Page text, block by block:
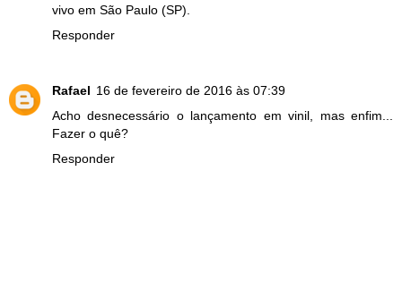
vivo em São Paulo (SP).
Responder
Rafael 16 de fevereiro de 2016 às 07:39
Acho desnecessário o lançamento em vinil, mas enfim...
Fazer o quê?
Responder